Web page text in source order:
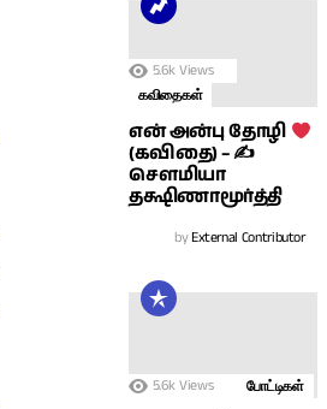
5.6k Views
கவிதைகள்
என் அன்பு தோழி
(கவிதை) – ✍
சௌமியா
தக்ஷிணாமூர்த்தி
byExternal Contributor
5.6k Views போட்டிகள்